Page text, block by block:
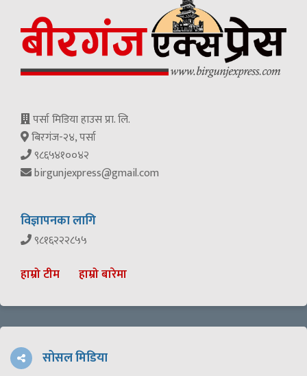
पर्सा मिडिया हाउस प्रा. लि.
बिरगंज-२४, पर्सा
९८६५४१००४२
birgunjexpress@gmail.com
विज्ञापनका लागि
९८१६२२२८५५
हाम्रो टीम हाम्रो बारेमा
सोसल मिडिया